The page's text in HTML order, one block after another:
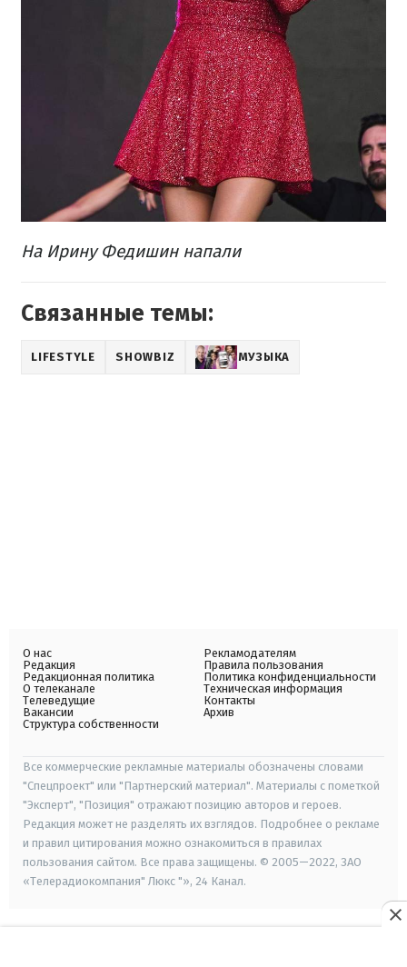
На Ирину Федишин напали
Связанные темы:
LIFESTYLE SHOWBIZ МУЗЫКА
О нас
Редакция
Редакционная политика
О телеканале
Телеведущие
Вакансии
Структура собственности
Рекламодателям
Правила пользования
Политика конфиденциальности
Техническая информация
Контакты
Архив
Все коммерческие рекламные материалы обозначены словами
"Спецпроект" или "Партнерский материал". Материалы с пометкой
"Эксперт", "Позиция" отражают позицию авторов и героев.
Редакция может не разделять их взглядов. Подробнее о рекламе
и правил цитирования можно ознакомиться в правилах
пользования сайтом. Все права защищены. © 2005—2022, ЗАО
«Телерадиокомпания" Люкс "», 24 Канал.